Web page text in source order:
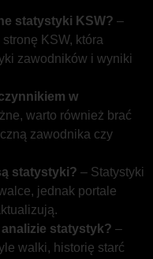
statystyki KSW? –
KSW, która
zawodników i wyniki
w
warto również brać
zawodnika czy
statystyki? – Statystyki
jednak portale
statystyk? –
walki, historię starć